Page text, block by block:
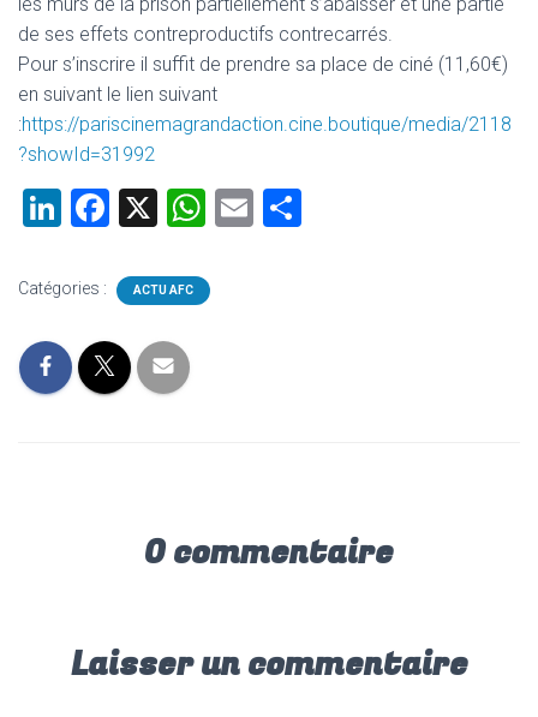
de ses effets contreproductifs contrecarrés.
Pour s’inscrire il suffit de prendre sa place de ciné (11,60€)
en suivant le lien suivant
:https://pariscinemagrandaction.cine.boutique/media/2118
?showId=31992
Li
e
n
F
ce
o
ok
X
W
at
E
Catégories : ACTU AFC
0 commentaire
Laisser un commentaire